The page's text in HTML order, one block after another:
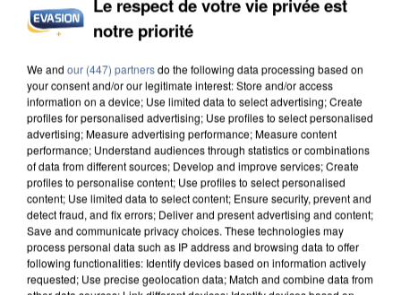
Le respect de votre vie privée est
notre priorité
We and our (447) partnersdo the following data processing based on
your consent and/or our legitimate interest: Store and/or access
information on a device; Use limited data to select advertising; Create
profiles for personalised advertising; Use profiles to select personalised
advertising; Measure advertising performance; Measure content
performance; Understand audiences through statistics or combinations
of data from different sources; Develop and improve services; Create
profiles to personalise content; Use profiles to select personalised
content; Use limited data to select content; Ensure security, prevent and
detect fraud, and fix errors; Deliver and present advertising and content;
Save and communicate privacy choices. These technologies may
process personal data such as IP address and browsing data to offer
following functionalities: Identify devices based on information actively
requested; Use precise geolocation data; Match and combine data from